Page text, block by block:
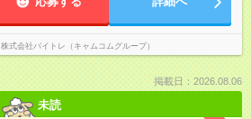
株式会社バイトレ（キャムコムグループ）
掲載日：2026.08.06
未読